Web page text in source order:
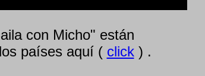
con Micho" están
países aquí ( click) .